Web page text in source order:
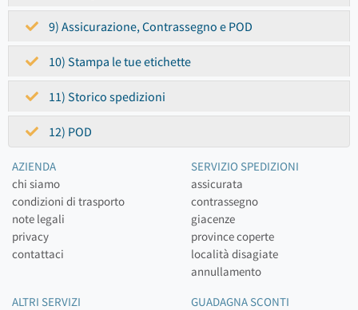
9) Assicurazione, Contrassegno e POD
10) Stampa le tue etichette
11) Storico spedizioni
12) POD
AZIENDA
chi siamo
condizioni di trasporto
note legali
privacy
contattaci
SERVIZIO SPEDIZIONI
assicurata
contrassegno
giacenze
province coperte
località disagiate
annullamento
ALTRI SERVIZI
GUADAGNA SCONTI